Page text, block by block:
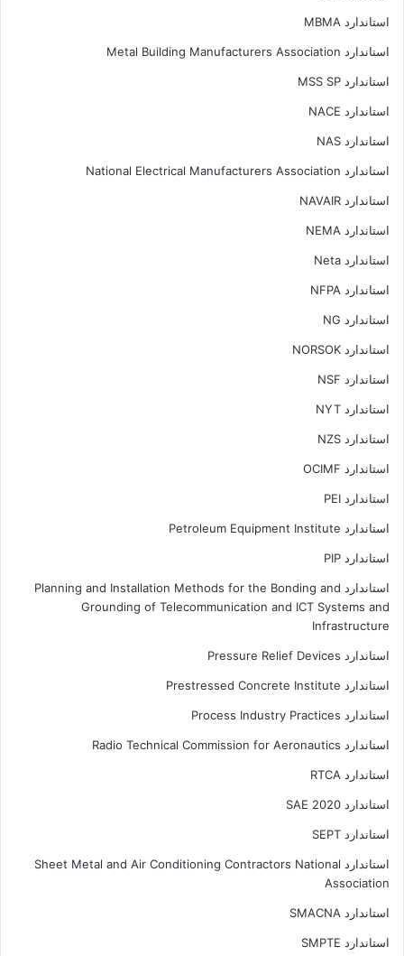
استاندارد MBMA
استاندارد Metal Building Manufacturers Association
استاندارد MSS SP
استاندارد NACE
استاندارد NAS
استاندارد National Electrical Manufacturers Association
استاندارد NAVAIR
استاندارد NEMA
استاندارد Neta
استاندارد NFPA
استاندارد NG
استاندارد NORSOK
استاندارد NSF
استاندارد NYT
استاندارد NZS
استاندارد OCIMF
استاندارد PEI
استاندارد Petroleum Equipment Institute
استاندارد PIP
استاندارد Planning and Installation Methods for the Bonding and
Grounding of Telecommunication and ICT Systems and
Infrastructure
استاندارد Pressure Relief Devices
استاندارد Prestressed Concrete Institute
استاندارد Process Industry Practices
استاندارد Radio Technical Commission for Aeronautics
استاندارد RTCA
استاندارد SAE 2020
استاندارد SEPT
استاندارد Sheet Metal and Air Conditioning Contractors National
Association
استاندارد SMACNA
استاندارد SMPTE